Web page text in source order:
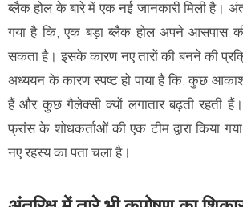
ब्लैक होल के बारे में एक नई जानकारी मिली है।
गया है कि, एक बड़ा ब्लैक होल अपने आसपास
सकता है। इसके कारण नए तारों की बनने की
अध्ययन के कारण स्पष्ट हो पाया है कि, कुछ
हैं और कुछ गैलेक्सी क्यों लगातार बढ़ती रहती
फ्रांस के शोधकर्ताओं की एक टीम द्वारा किया
नए रहस्य का पता चला है।